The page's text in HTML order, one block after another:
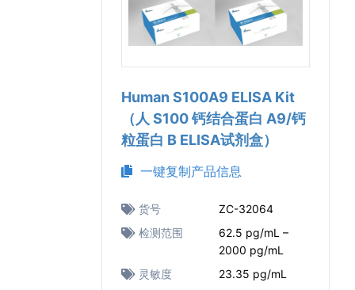
Human S100A9 ELISA Kit
（人 S100 钙结合蛋白 A9/钙
粒蛋白 B ELISA试剂盒）
一键复制产品信息
货号
ZC-32064
检测范围
62.5 pg/mL –
2000 pg/mL
灵敏度
23.35 pg/mL